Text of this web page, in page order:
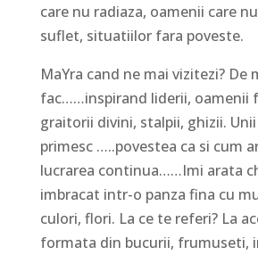
care nu radiaza, oamenii care
suflet, situatiilor fara poveste.
MaYra cand ne mai vizitezi? De
fac……inspirand liderii, oamenii
graitorii divini, stalpii, ghizii.
primesc …..povestea ca si cum
lucrarea continua……Imi arata
imbracat intr-o panza fina cu
culori, flori. La ce te referi? La
formata din bucurii, frumuseti,